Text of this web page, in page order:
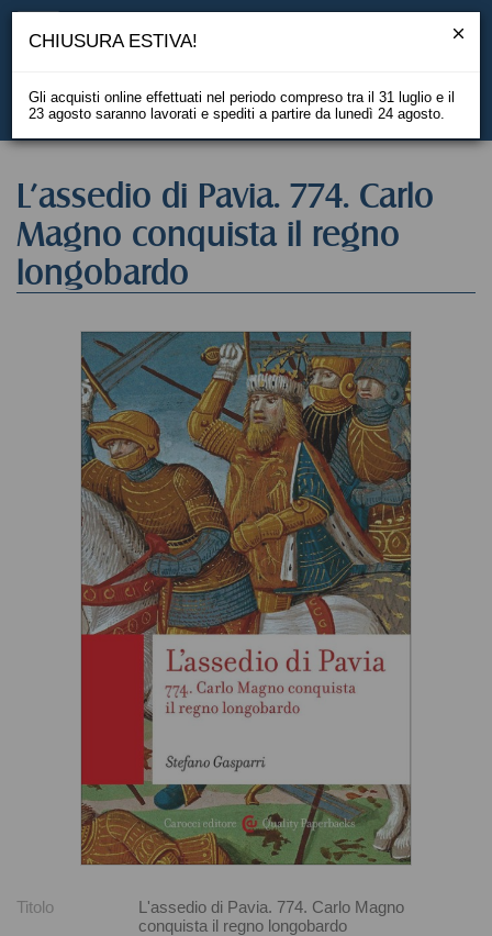
EN
L'assedio di Pavia. 774. Carlo
Magno conquista il regno
longobardo
Titolo
L'assedio di Pavia. 774. Carlo Magno
conquista il regno longobardo
CHIUSURA ESTIVA!
Gli acquisti online effettuati nel periodo compreso tra il 31 luglio e il
23 agosto saranno lavorati e spediti a partire da lunedì 24 agosto.